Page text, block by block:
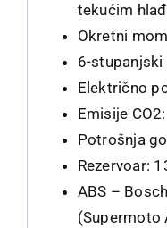
tekućim
Okretni
6-stupanjski
Električno
Emisije
Potrošnja
Rezervoar:
ABS –
(Supermoto